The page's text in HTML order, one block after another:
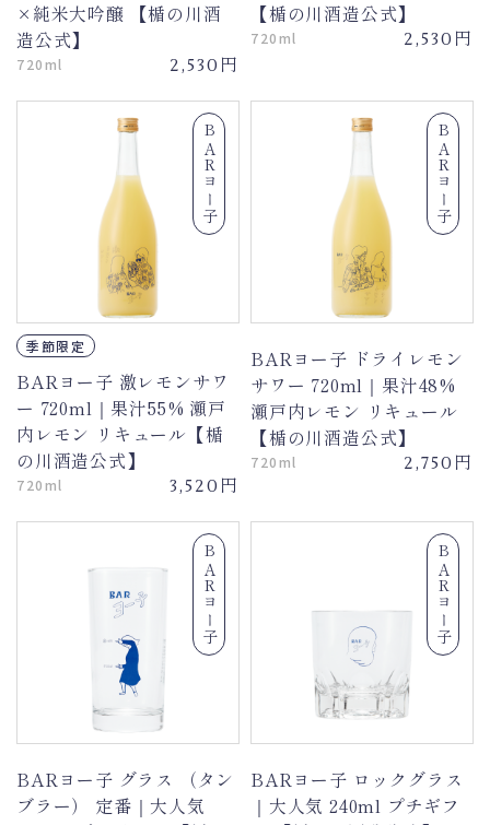
×純米大吟醸 【楯の川酒
造公式】
720ml 2,530 円
【楯の川酒造公式】
720ml 2,530 円
BARヨー子
季節限定
BARヨー子 激レモンサワ
ー 720ml｜果汁55% 瀬戸
内レモン リキュール【楯
の川酒造公式】
720ml 3,520 円
BARヨー子
BARヨー子 ドライレモン
サワー 720ml｜果汁48%
瀬戸内レモン リキュール
【楯の川酒造公式】
720ml 2,750 円
BARヨー子
BARヨー子 グラス （タン
ブラー） 定番｜大人気
BARヨー子
BARヨー子 ロックグラス
｜大人気 240ml プチギフ